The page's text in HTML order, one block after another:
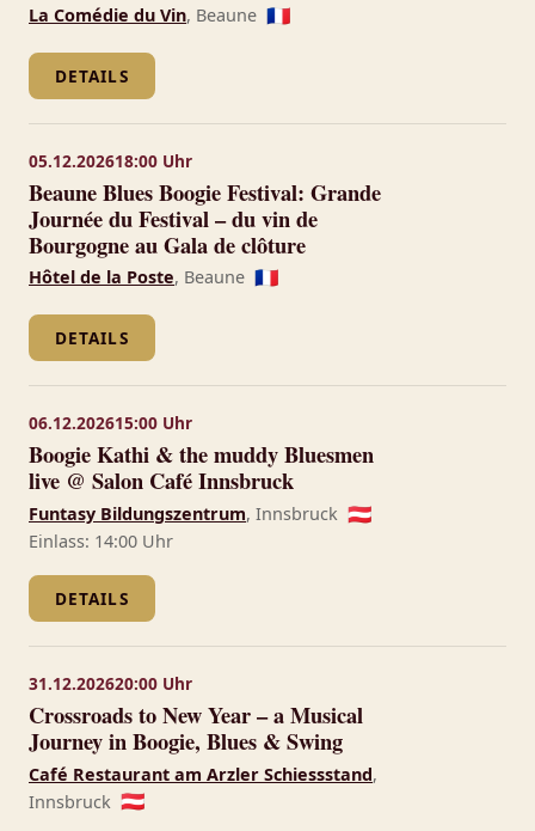
La Comédie du Vin, Beaune 🇫🇷
DETAILS
05.12.202618:00 Uhr
Beaune Blues Boogie Festival: Grande
Journée du Festival – du vin de
Bourgogne au Gala de clôture
Hôtel de la Poste, Beaune 🇫🇷
DETAILS
06.12.202615:00 Uhr
Boogie Kathi & the muddy Bluesmen
live @ Salon Café Innsbruck
Funtasy Bildungszentrum, Innsbruck 🇦🇹
Einlass: 14:00 Uhr
DETAILS
31.12.202620:00 Uhr
Crossroads to New Year – a Musical
Journey in Boogie, Blues & Swing
Café Restaurant am Arzler Schiessstand,
Innsbruck 🇦🇹